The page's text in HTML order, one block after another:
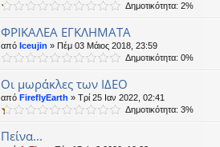
Δημοτικότητα: 2%
ΦΡΙΚΑΛΕΑ ΕΓΚΛΗΜΑΤΑ
από Iceujin » Πέμ 03 Μάιος 2018, 23:59
Δημοτικότητα: 0%
Οι μωράκλες των ΙΔΕΟ
από FireflyEarth » Τρί 25 Ιαν 2022, 02:41
Δημοτικότητα: 3%
Πείνα...